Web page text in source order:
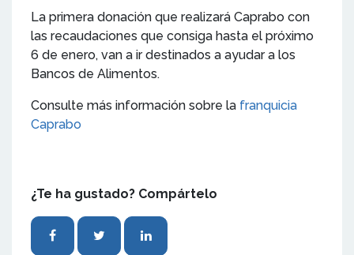
La primera donación que realizará Caprabo con
las recaudaciones que consiga hasta el próximo
6 de enero, van a ir destinados a ayudar a los
Bancos de Alimentos.
Consulte más información sobre la franquicia
Caprabo
¿Te ha gustado? Compártelo